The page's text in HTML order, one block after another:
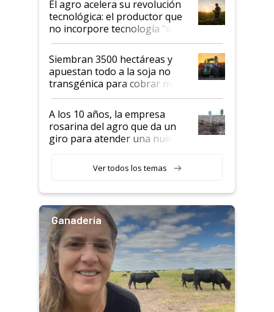
El agro acelera su revolución
tecnológica: el productor que
no incorpore tecnología "va a
perder el tren"
Siembran 3500 hectáreas y
apuestan todo a la soja no
transgénica para cobrar más
por tonelada: compraron un
semillero
A los 10 años, la empresa
rosarina del agro que da un
giro para atender una nueva
Ver todos los temas
Ganadería